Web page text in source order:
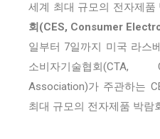
세계 최대 규모의 전자제품
회(CES, Consumer
일부터 7일까지 미국 라스
소비자기술협회(CTA,
Association)가 주관하는
최대 규모의 전자제품 박람